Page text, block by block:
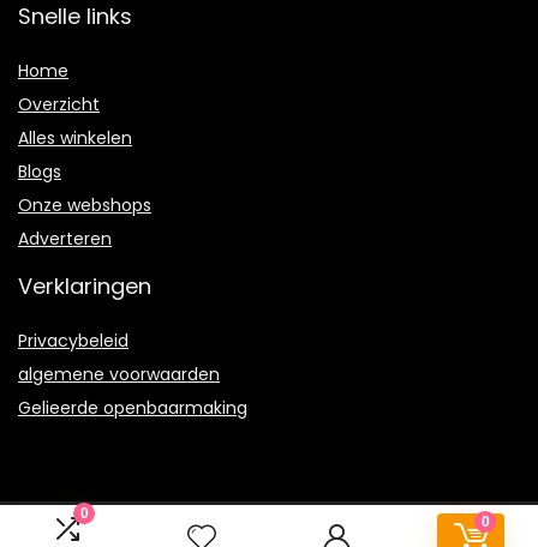
0
0
Snelle links
Home
Overzicht
Alles winkelen
Blogs
Onze webshops
Adverteren
Verklaringen
Privacybeleid
algemene voorwaarden
Gelieerde openbaarmaking
2022 © 123sextoy.nl Alle rechten voorbehouden